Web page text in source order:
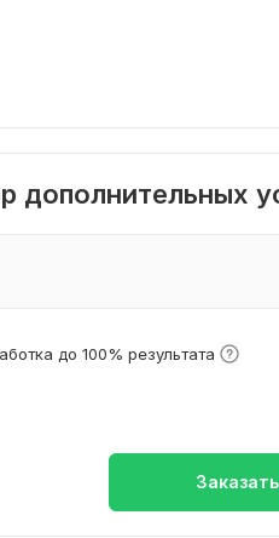
дополнительных
до 100% результата